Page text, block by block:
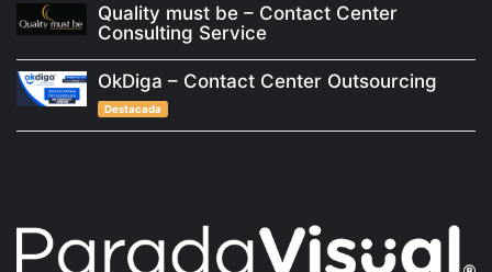
Quality must be – Contact Center
Consulting Service
OkDiga – Contact Center Outsourcing
Destacada